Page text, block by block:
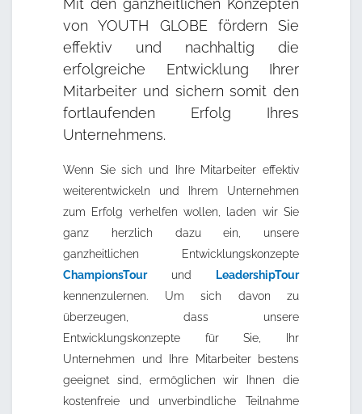
Mit den ganzheitlichen Konzepten
von YOUTH GLOBE fördern Sie
effektiv und nachhaltig die
erfolgreiche Entwicklung Ihrer
Mitarbeiter und sichern somit den
fortlaufenden Erfolg Ihres
Unternehmens.
Wenn Sie sich und Ihre Mitarbeiter effektiv
weiterentwickeln und Ihrem Unternehmen
zum Erfolg verhelfen wollen, laden wir Sie
ganz herzlich dazu ein, unsere
ganzheitlichen Entwicklungskonzepte
ChampionsTourund
LeadershipTour
kennenzulernen. Um sich davon zu
überzeugen, dass unsere
Entwicklungskonzepte für Sie, Ihr
Unternehmen und Ihre Mitarbeiter bestens
geeignet sind, ermöglichen wir Ihnen die
kostenfreie und unverbindliche Teilnahme